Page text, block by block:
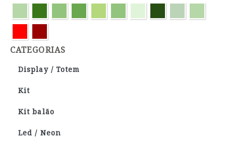
CATEGORIAS
Display / Totem
Kit
Kit balão
Led / Neon